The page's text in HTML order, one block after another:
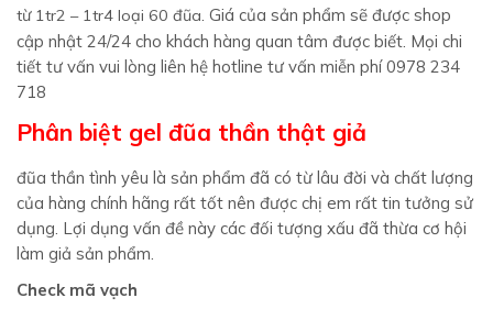
từ 1tr2 – 1tr4 loại 60 đũa . Giá của sản phẩm sẽ được shop
cập nhật 24/24 cho khách hàng quan tâm được biết. Mọi chi
tiết tư vấn vui lòng liên hệ hotline tư vấn miễn phí 0978 234
718
Phân biệt gel đũa thần thật giả
đũa thần tình yêu là sản phẩm đã có từ lâu đời và chất lượng
của hàng chính hãng rất tốt nên được chị em rất tin tưởng sử
dụng. Lợi dụng vấn đề này các đối tượng xấu đã thừa cơ hội
làm giả sản phẩm.
Check mã vạch